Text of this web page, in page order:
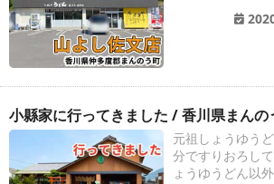
小縣家に行ってきました / 香川県まんの
元祖しょうゆう
分ですりおろし
ょうゆうどん以